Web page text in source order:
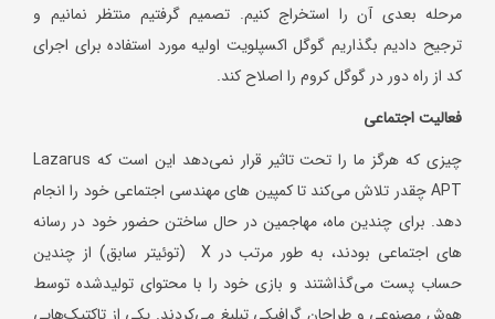
مرحله بعدی آن را استخراج کنیم. تصمیم گرفتیم منتظر نمانیم و
ترجیح دادیم بگذاریم گوگل اکسپلویت اولیه مورد استفاده برای اجرای
کد از راه دور در گوگل کروم را اصلاح کند.
فعالیت اجتماعی
چیزی که هرگز ما را تحت تاثیر قرار نمی‌دهد این است که Lazarus
APT چقدر تلاش می‌کند تا کمپین های مهندسی اجتماعی خود را انجام
دهد. برای چندین ماه، مهاجمین در حال ساختن حضور خود در رسانه
های اجتماعی بودند، به طور مرتب در X (توئیتر سابق) از چندین
حساب پست می‌گذاشتند و بازی خود را با محتوای تولیدشده توسط